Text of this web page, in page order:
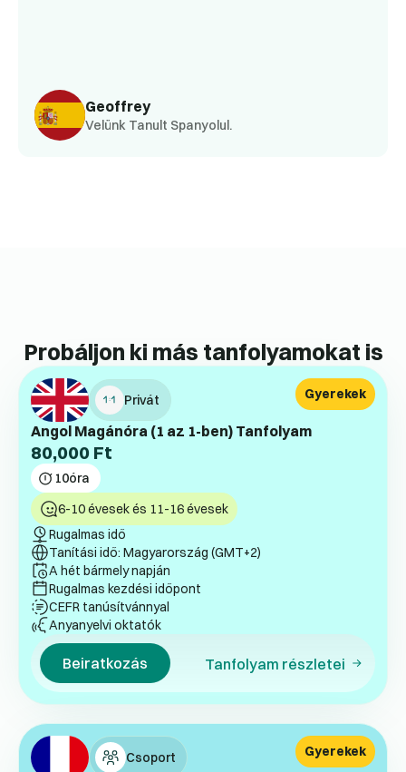
Geoffrey
Velünk Tanult Spanyolul.
Probáljon ki más tanfolyamokat is
Privát
Angol Magánóra (1 az 1-ben) Tanfolyam
80,000 Ft
10óra
Gyerekek
6-10 évesek és 11-16 évesek
Rugalmas idő
Tanítási idő: Magyarország (GMT+2)
A hét bármely napján
Rugalmas kezdési időpont
CEFR tanúsítvánnyal
Anyanyelvi oktatók
Beiratkozás Tanfolyam részletei
Csoport Gyerekek